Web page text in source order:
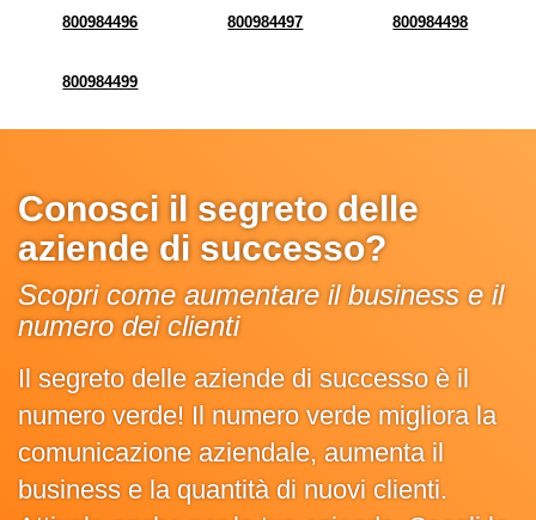
800984496 800984497 800984498
800984499
Conosci il segreto delle
aziende di successo?
Scopri come aumentare il business e il
numero dei clienti
Il segreto delle aziende di successo è il
numero verde! Il numero verde migliora la
comunicazione aziendale, aumenta il
business e la quantità di nuovi clienti.